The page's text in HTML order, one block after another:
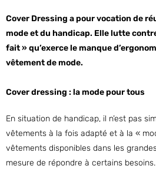
Cover Dressing a pour vocation de
mode et du handicap. Elle lutte
fait » qu’exerce le manque
vêtement de mode.
Cover dressing : la mode pour tous
En situation de handicap, il n’est pas
vêtements à la fois adapté et à la «
vêtements disponibles dans les
mesure de répondre à certains